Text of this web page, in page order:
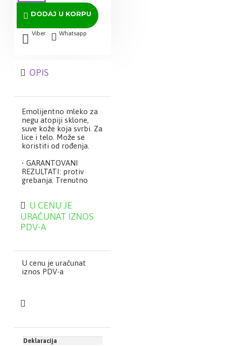
DODAJ U KORPU
Viber Whatsapp
OPIS
Emolijentno mleko za
negu atopiji sklone,
suve kože koja svrbi. Za
lice i telo. Može se
koristiti od rođenja.
• GARANTOVANI
REZULTATI: protiv
grebanja. Trenutno
uzrokovan suvoćom
kože.
• SIGURNOST I
ekstrakt izdanaka
izdanci) dobijenih
organskim uzgojem.
konzervansa i mirisa.
Razvijeno kako bi se
reakcija sveo na
minimum.
U CENU JE
URAČUNAT IZNOS
PDV-A
U cenu je uračunat
iznos PDV-a
Deklaracija